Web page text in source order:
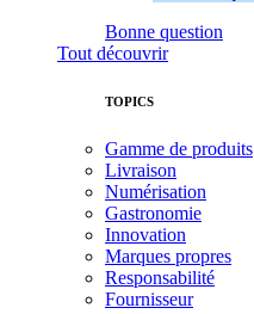
Bonne question
Tout découvrir
TOPICS
Gamme de produits
Livraison
Numérisation
Gastronomie
Innovation
Marques propres
Responsabilité
Fournisseur